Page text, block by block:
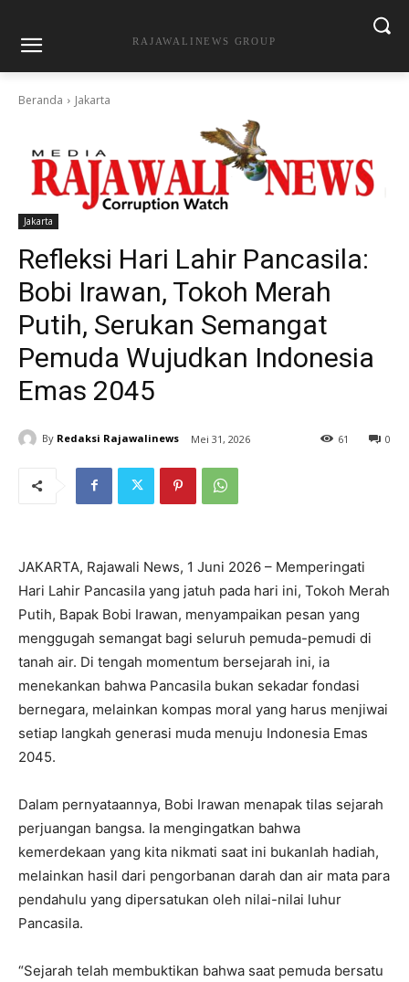
RAJAWALINEWS GROUP
Beranda Jakarta
Jakarta
Refleksi Hari Lahir Pancasila:
Bobi Irawan, Tokoh Merah
Putih, Serukan Semangat
Pemuda Wujudkan Indonesia
Emas 2045
By Redaksi Rajawalinews Mei 31, 2026 0
61
JAKARTA, Rajawali News, 1 Juni 2026 – Memperingati
Hari Lahir Pancasila yang jatuh pada hari ini, Tokoh Merah
Putih, Bapak Bobi Irawan, menyampaikan pesan yang
menggugah semangat bagi seluruh pemuda-pemudi di
tanah air. Di tengah momentum bersejarah ini, ia
menekankan bahwa Pancasila bukan sekadar fondasi
bernegara, melainkan kompas moral yang harus menjiwai
setiap langkah generasi muda menuju Indonesia Emas
2045.
Dalam pernyataannya, Bobi Irawan menapak tilas sejarah
perjuangan bangsa. Ia mengingatkan bahwa
kemerdekaan yang kita nikmati saat ini bukanlah hadiah,
melainkan hasil dari pengorbanan darah dan air mata para
pendahulu yang dipersatukan oleh nilai-nilai luhur
Pancasila.
“Sejarah telah membuktikan bahwa saat pemuda bersatu